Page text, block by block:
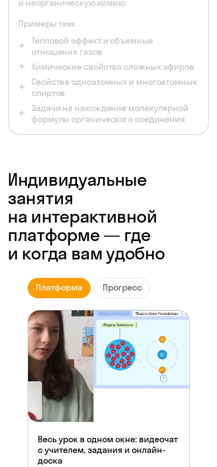
и неорганическую химию.
Примеры тем:
Тепловой эффект и объёмные
отношения газов
Химические свойства сложных эфиров
Свойства одноатомных и многоатомных
спиртов
Задачи на нахождение молекулярной
формулы органического соединения
Индивидуальные
занятия
на интерактивной
платформе — где
и когда вам удобно
Платформа Прогресс
Весь урок в одном окне: видеочат
с учителем, задания и онлайн-
доска